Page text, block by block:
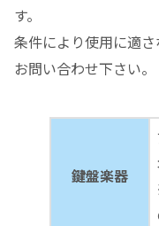
す。
条件により使用に適
お問い合わせ下さい。
鍵盤楽器